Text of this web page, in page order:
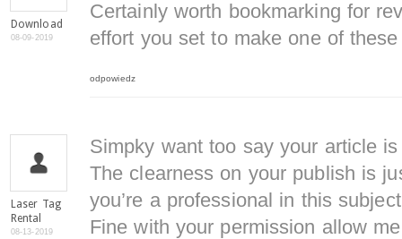
Download
08-09-2019
Certainly worth bookmarking for
effort you set to make one of
odpowiedz
Laser Tag
Rental
08-13-2019
Simpky want too say your article
The clearness on your publish is
you’re a professional in this
Fine with your permission allow